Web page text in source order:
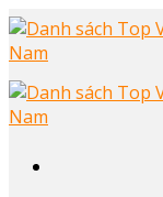
Skip
to
content